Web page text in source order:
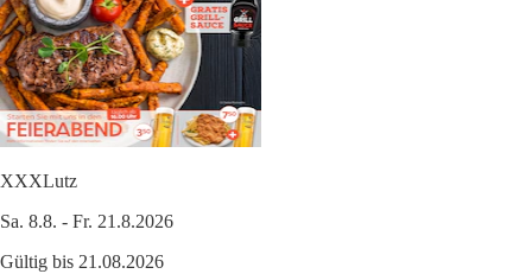
XXXLutz
Sa. 8.8. - Fr. 21.8.2026
Gültig bis 21.08.2026